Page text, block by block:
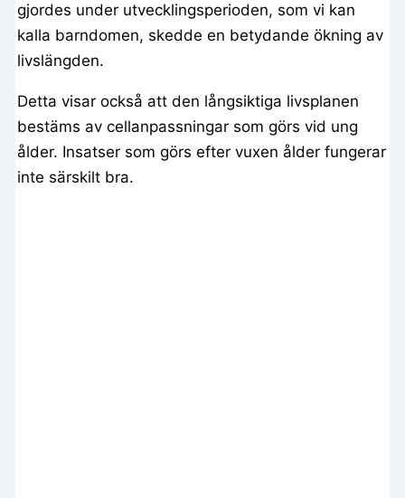
gjordes under utvecklingsperioden, som vi kan
kalla barndomen, skedde en betydande ökning av
livslängden.
Detta visar också att den långsiktiga livsplanen
bestäms av cellanpassningar som görs vid ung
ålder. Insatser som görs efter vuxen ålder fungerar
inte särskilt bra.